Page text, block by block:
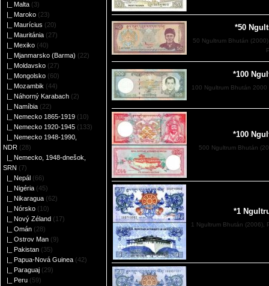
|_ Malta (3)
|_ Maroko (23)
|_ Maurícius (20)
|_ Mauritánia (27)
|_ Mexiko (40)
|_ Mjanmarsko (Barma) (22)
|_ Moldavsko (27)
|_ Mongolsko (60)
|_ Mozambik (44)
|_ Náhorný Karabach (2)
|_ Namíbia (22)
|_ Nemecko 1865-1919 (10)
|_ Nemecko 1920-1945 (133)
|_ Nemecko 1948-1990,
NDR (28)
|_ Nemecko, 1948-dnešok,
SRN (7)
|_ Nepál (66)
|_ Nigéria (45)
|_ Nikaragua (62)
|_ Nórsko (10)
|_ Nový Zéland (17)
|_ Omán (28)
|_ Ostrov Man (9)
|_ Pakistan (35)
|_ Papua-Nová Guinea (42)
|_ Paraguaj (29)
|_ Peru (59)
*50
50 Ngultrum Bhután
*100
100 Ngultrum Bhután
*100
500 Ngultrum Bhután
*1
1 Ngultrum Bhután (2006),